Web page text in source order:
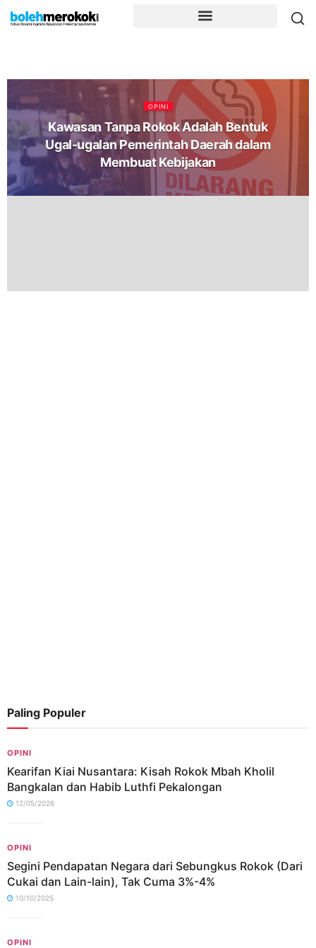
OPINI
Kawasan Tanpa Rokok Adalah Bentuk
Ugal-ugalan Pemerintah Daerah dalam
Membuat Kebijakan
Paling Populer
OPINI
Kearifan Kiai Nusantara: Kisah Rokok Mbah Kholil
Bangkalan dan Habib Luthfi Pekalongan
12/05/2026
OPINI
Segini Pendapatan Negara dari Sebungkus Rokok (Dari
Cukai dan Lain-lain), Tak Cuma 3%-4%
10/10/2025
OPINI